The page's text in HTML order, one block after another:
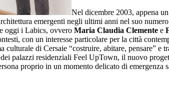
Nel dicembre 2003, appena
emergenti negli ultimi anni nel suo
oggi i Labics, ovvero Maria Claudia Clemente e
con un interesse particolare per la città
culturale di Cersaie “costruire, abitare, pensare”
palazzi residenziali Feel UpTown, il nuovo
proprio in un momento delicato di